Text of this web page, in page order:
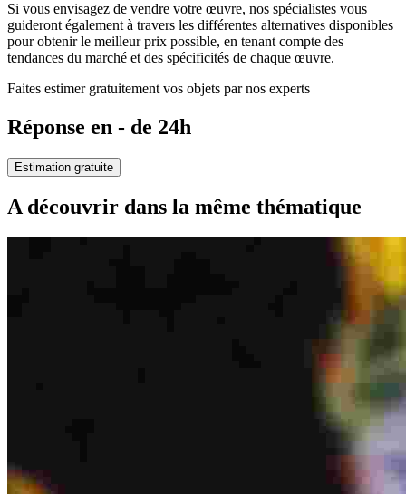
Si vous envisagez de vendre votre œuvre, nos spécialistes vous
guideront également à travers les différentes alternatives disponibles
pour obtenir le meilleur prix possible, en tenant compte des
tendances du marché et des spécificités de chaque œuvre.
Faites estimer gratuitement vos objets par nos experts
Réponse en - de 24h
Estimation gratuite
A découvrir dans la même thématique